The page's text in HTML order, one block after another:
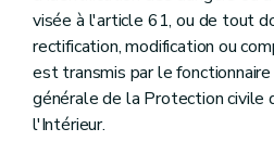
visée à l'article 61, ou de tout
rectification, modification ou
est transmis par le
générale de la Protection civile
l'Intérieur.